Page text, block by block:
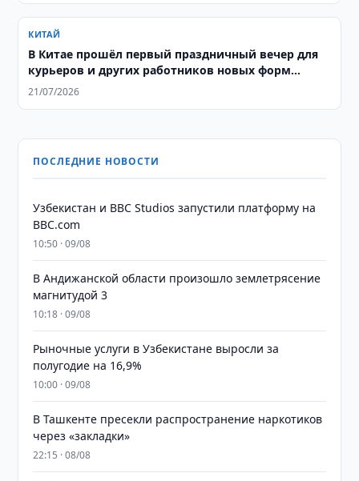
КИТАЙ
В Китае прошёл первый праздничный вечер для
курьеров и других работников новых форм
занятости
21/07/2026
ПОСЛЕДНИЕ НОВОСТИ
Узбекистан и BBC Studios запустили платформу на
BBC.com
10:50 · 09/08
В Андижанской области произошло землетрясение
магнитудой 3
10:18 · 09/08
Рыночные услуги в Узбекистане выросли за
полугодие на 16,9%
10:00 · 09/08
В Ташкенте пресекли распространение наркотиков
через «закладки»
22:15 · 08/08